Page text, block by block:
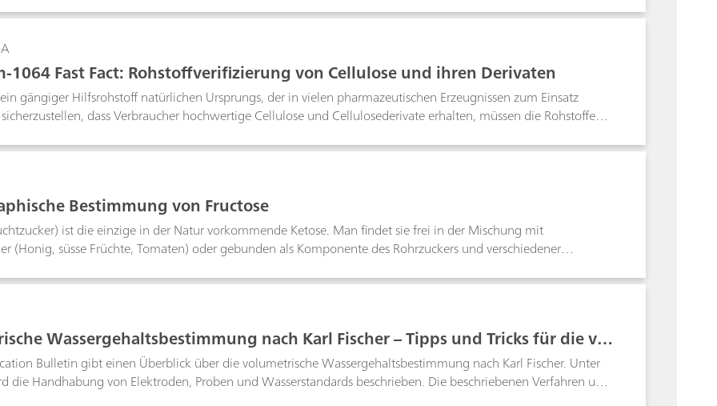
1064 Fast Fact: Rohstoffverifizierung von Cellulose und ihren Derivaten
gängiger Hilfsrohstoff natürlichen Ursprungs, der in vielen pharmazeutischen Erzeugnissen zum Einsatz
dass Verbraucher hochwertige Cellulose und Cellulosederivate erhalten, müssen die Rohstoffe
Raman-Handspektrometern mit 785-nm-Lasern erzeugte Fluoreszenz auf ein Minimum reduziert.
Bestimmung von Fructose
ist die einzige in der Natur vorkommende Ketose. Man findet sie frei in der Mischung mit
(Honig, süsse Früchte, Tomaten) oder gebunden als Komponente des Rohrzuckers und verschiedener
1932 wurde die polarographische Reduzierbarkeit von Zucker erstmals von Heyrovsky und Smoler
bestimmt werden.
Wassergehaltsbestimmung nach Karl Fischer – Tipps und Tricks für die vol
Karl-Fischer-Titration
Bulletin gibt einen Überblick über die volumetrische Wassergehaltsbestimmung nach Karl Fischer. Unter
die Handhabung von Elektroden, Proben und Wasserstandards beschrieben. Die beschriebenen Verfahren und